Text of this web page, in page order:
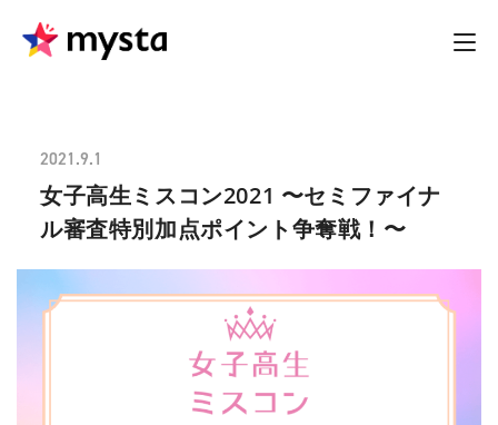
2021.9.1
女子高生ミスコン2021 〜セミファイナ
ル審査特別加点ポイント争奪戦！〜